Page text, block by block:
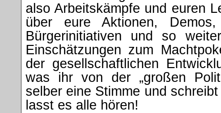
also Arbeitskämpfe und euren
über eure Aktionen, Demos,
Bürgerinitiativen und so
Einschätzungen zum
der gesellschaftlichen
was ihr von der „großen
selber eine Stimme und
lasst es alle hören!